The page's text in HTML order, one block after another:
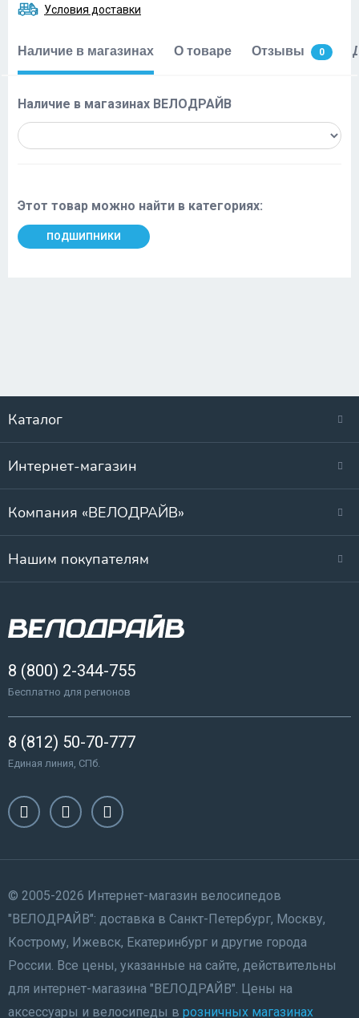
Условия доставки
Наличие в магазинах О товаре Отзывы 0
Наличие в магазинах ВЕЛОДРАЙВ
Этот товар можно найти в категориях:
ПОДШИПНИКИ
Каталог
Интернет-магазин
Компания «ВЕЛОДРАЙВ»
Нашим покупателям
8 (800) 2-344-755
Бесплатно для регионов
8 (812) 50-70-777
Единая линия, СПб.
© 2005-2026 Интернет-магазин велосипедов
"ВЕЛОДРАЙВ": доставка в Санкт-Петербург, Москву,
Кострому, Ижевск, Екатеринбург и другие города
России. Все цены, указанные на сайте, действительны
для интернет-магазина "ВЕЛОДРАЙВ". Цены на
аксессуары и велосипеды в розничных магазинах